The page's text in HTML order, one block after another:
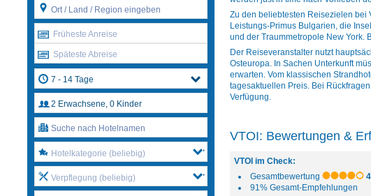
Zu den beliebtesten Reisezielen bei
Leistungs-Primus Bulgarien, die
und der Traummetropole New York.
Der Reiseveranstalter nutzt
Osteuropa. In Sachen Unterkunft
erwarten. Vom klassischen
tagesaktuellen Preis. Bei
Verfügung.
VTOI: Bewertungen &
VTOI im Check:
Gesamtbewertung
91% Gesamt-Empfehlungen
Früheste Anreise
Späteste Abreise
Hotelkategorie (beliebig)
Verpflegung (beliebig)